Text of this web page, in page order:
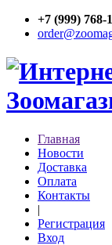
+7 (999) 768-
Главная
Новости
Доставка
Оплата
Контакты
|
Регистрация
Вход